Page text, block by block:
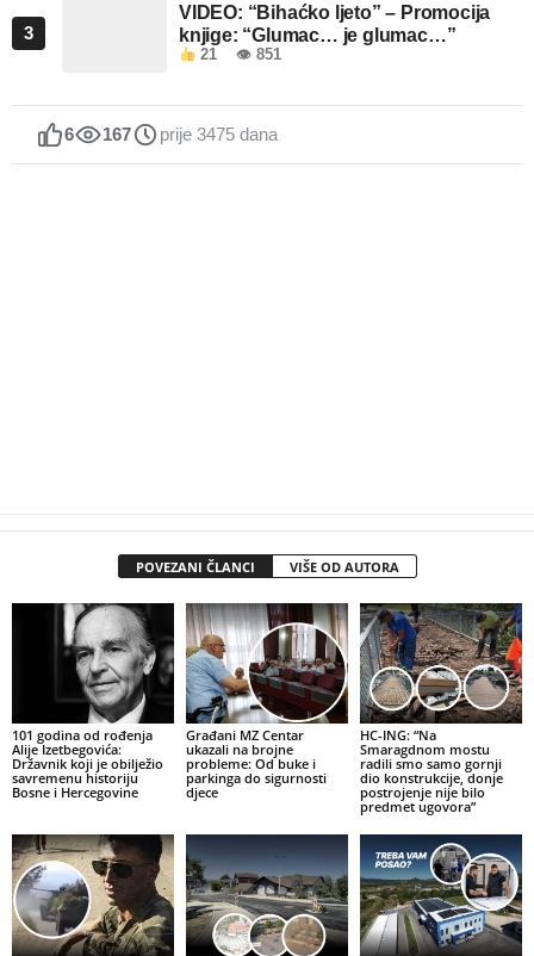
3
VIDEO: “Bihaćko ljeto” – Promocija
knjige: “Glumac… je glumac…”
21 👁 851
6 167 prije 3475 dana
POVEZANI ČLANCI VIŠE OD AUTORA
101 godina od rođenja
Alije Izetbegovića:
Državnik koji je obilježio
savremenu historiju
Bosne i Hercegovine
Građani MZ Centar
ukazali na brojne
probleme: Od buke i
parkinga do sigurnosti
djece
HC-ING: “Na
Smaragdnom mostu
radili smo samo gornji
dio konstrukcije, donje
postrojenje nije bilo
predmet ugovora”